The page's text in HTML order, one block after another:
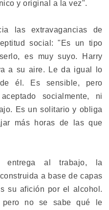
y original a la vez".
las extravagancias de
social: "Es un tipo
es muy suyo. Harry
a su aire. Le da igual lo
él. Es sensible, pero
socialmente, ni
Es un solitario y obliga
más horas de las que
entrega al trabajo, la
a base de capas
su afición por el alcohol.
pero no se sabe qué le